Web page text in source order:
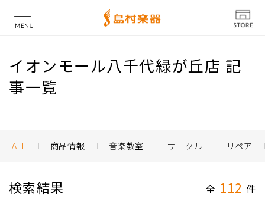
店舗情報
イオンモール八千代緑が丘店 記
事一覧
ALL 商品情報 音楽教室 サークル リペア
検索結果 全 112 件